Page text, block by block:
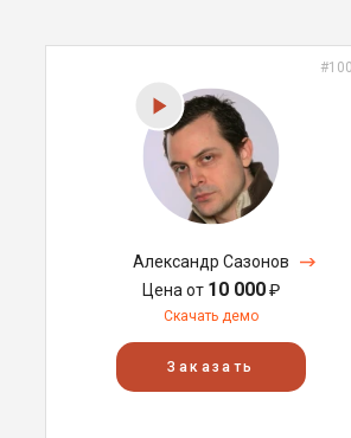
Александр Сазонов
Цена от 10 000₽
Скачать демо
Заказать